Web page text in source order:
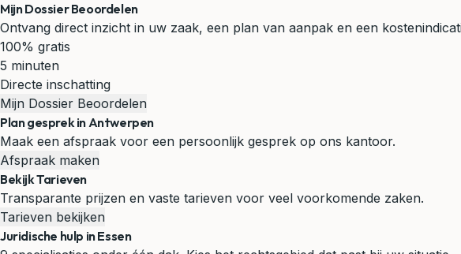
Mijn Dossier Beoordelen
Ontvang direct inzicht in uw zaak, een plan van aanpak en een
100% gratis
5 minuten
Directe inschatting
Mijn Dossier Beoordelen
Plan gesprek in Antwerpen
Maak een afspraak voor een persoonlijk gesprek op ons kantoor.
Afspraak maken
Bekijk Tarieven
Transparante prijzen en vaste tarieven voor veel voorkomende zaken.
Tarieven bekijken
Juridische hulp in Essen